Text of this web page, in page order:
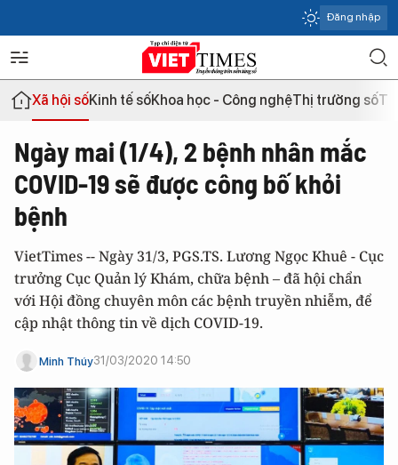
Đăng nhập
Xã hội sốKinh tế sốKhoa học - Công nghệThị trường số
Ngày mai (1/4), 2 bệnh nhân mắc
COVID-19 sẽ được công bố khỏi
bệnh
VietTimes -- Ngày 31/3, PGS.TS. Lương Ngọc Khuê - Cục
trưởng Cục Quản lý Khám, chữa bệnh – đã hội chẩn
với Hội đồng chuyên môn các bệnh truyền nhiễm, để
cập nhật thông tin về dịch COVID-19.
Minh Thúy31/03/2020 14:50